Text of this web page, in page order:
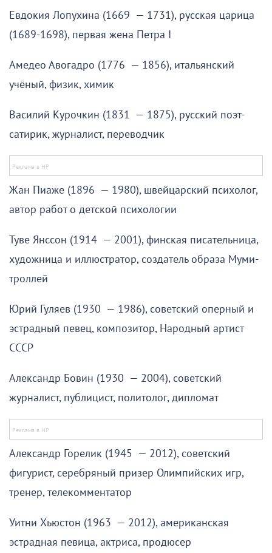
Евдокия Лопухина (1669 — 1731), русская царица
(1689-1698), первая жена Петра I
Амедео Авогадро (1776 — 1856), итальянский
учёный, физик, химик
Василий Курочкин (1831 — 1875), русский поэт-
сатирик, журналист, переводчик
Жан Пиаже (1896 — 1980), швейцарский психолог,
автор работ о детской психологии
Туве Янссон (1914 — 2001), финская писательница,
художница и иллюстратор, создатель образа Муми-
троллей
Юрий Гуляев (1930 — 1986), советский оперный и
эстрадный певец, композитор, Народный артист
СССР
Александр Бовин (1930 — 2004), советский
журналист, публицист, политолог, дипломат
Александр Горелик (1945 — 2012), советский
фигурист, серебряный призер Олимпийских игр,
тренер, телекомментатор
Уитни Хьюстон (1963 — 2012), американская
эстрадная певица, актриса, продюсер